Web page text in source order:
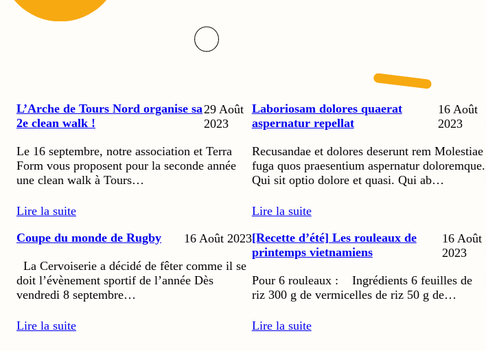
L’Arche de Tours Nord organise sa
2e clean walk !
29 Août
2023
Le 16 septembre, notre association et Terra
Form vous proposent pour la seconde année
une clean walk à Tours…
Lire la suite
Laboriosam dolores quaerat
aspernatur repellat
16 Août
2023
Recusandae et dolores deserunt rem Molestiae
fuga quos praesentium aspernatur doloremque.
Qui sit optio dolore et quasi. Qui ab…
Lire la suite
Coupe du monde de Rugby
16 Août 2023
La Cervoiserie a décidé de fêter comme il se
doit l’évènement sportif de l’année Dès
vendredi 8 septembre…
Lire la suite
[Recette d’été] Les rouleaux de
printemps vietnamiens
16 Août
2023
Pour 6 rouleaux : Ingrédients 6 feuilles de
riz 300 g de vermicelles de riz 50 g de…
Lire la suite